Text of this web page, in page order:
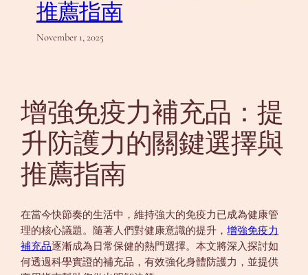
推薦指南
November 1, 2025
增強免疫力補充品：提
升防護力的關鍵選擇與
推薦指南
在當今快節奏的生活中，維持強大的免疫力已成為健康管
理的核心議題。隨著人們對健康意識的提升，增強免疫力
補充品逐漸成為日常保健的熱門選擇。本文將深入探討如
何透過科學實證的補充品，有效強化身體防護力，並提供